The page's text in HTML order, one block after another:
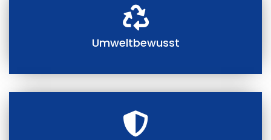
Umweltbewusst